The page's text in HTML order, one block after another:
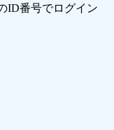
ID番号でログイン